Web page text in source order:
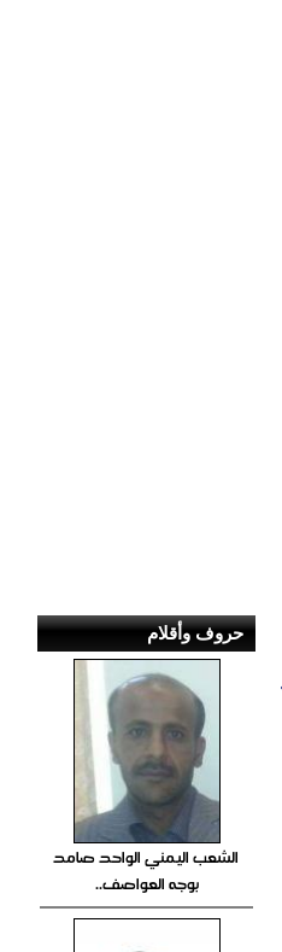
حروف وأقلام
الشعب اليمني الواحد صامد
بوجه العواصف..